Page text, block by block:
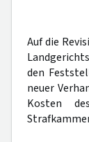
Auf die
den
neuer
Kosten